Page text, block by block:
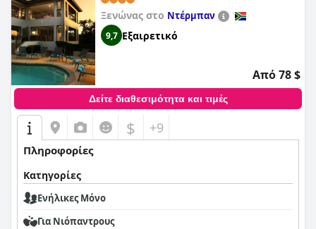
Ξενώνας στο Ντέρμπαν
9,7 Εξαιρετικό
Από 78 $
Δείτε διαθεσιμότητα και τιμές
$ +9
Πληροφορίες
Κατηγορίες
Ενήλικες Μόνο
Για Νιόπαντρους